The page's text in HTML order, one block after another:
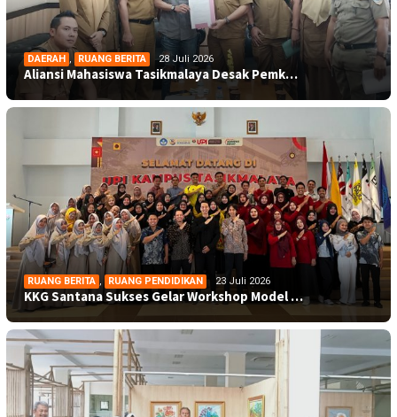
DAERAH , RUANG BERITA 28 Juli 2026
Aliansi Mahasiswa Tasikmalaya Desak Pemk…
RUANG BERITA , RUANG PENDIDIKAN 23 Juli 2026
KKG Santana Sukses Gelar Workshop Model …